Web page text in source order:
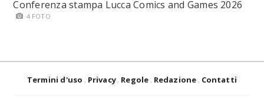
Conferenza stampa Lucca Comics and Games 2026
4 FOTO
Termini d'uso Privacy Regole Redazione Contatti